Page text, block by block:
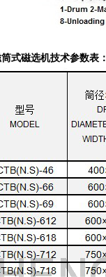
式磁选机技术参数表：